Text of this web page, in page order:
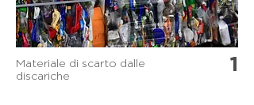
Materiale di scarto dalle
discariche
1